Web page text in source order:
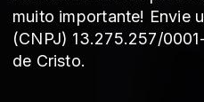
muito importante! Envie
(CNPJ) 13.275.257/
de Cristo.